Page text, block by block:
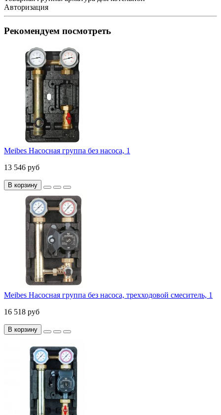
Авторизация
Рекомендуем посмотреть
Meibes Насосная группа без насоса, 1
13 546 руб
В корзину
Meibes Насосная группа без насоса, трехходовой смеситель, 1
16 518 руб
В корзину